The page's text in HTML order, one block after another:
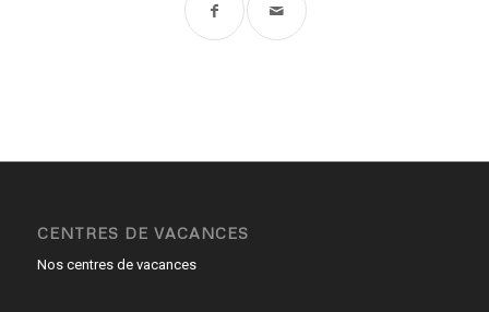
CENTRES DE VACANCES
Nos centres de vacances